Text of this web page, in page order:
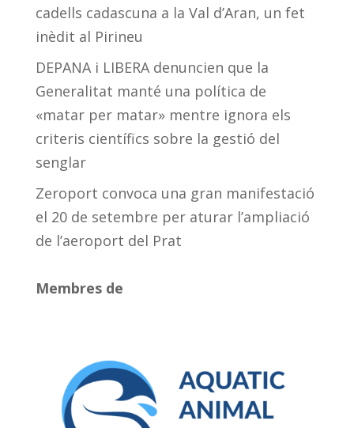
cadells cadascuna a la Val d’Aran, un fet
inèdit al Pirineu
DEPANA i LIBERA denuncien que la
Generalitat manté una política de
«matar per matar» mentre ignora els
criteris científics sobre la gestió del
senglar
Zeroport convoca una gran manifestació
el 20 de setembre per aturar l’ampliació
de l’aeroport del Prat
Membres de